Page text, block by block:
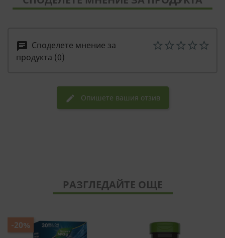
chat Споделете мнение за
продукта (0)
edit Опишете вашия отзив
РАЗГЛЕДАЙТЕ ОЩЕ
-20%